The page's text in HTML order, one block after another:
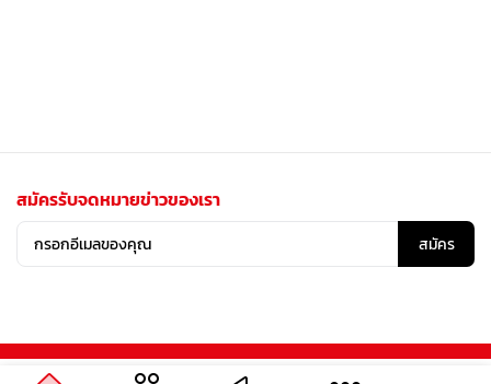
สมัครรับจดหมายข่าวของเรา
สมัคร